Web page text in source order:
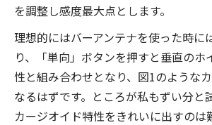
を調整し感度最大点とします。
理想的にはバーアンテナを使った時に
り、「単向」ボタンを押すと垂直のホ
性と組み合わせとなり、図1のような
なるはずです。ところが私もずい分と
カージオイド特性をきれいに出すのは